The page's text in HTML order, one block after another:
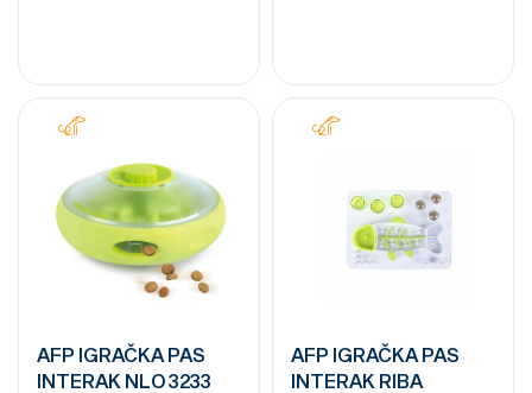
AFP IGRAČKA PAS
INTERAK NLO 3233
AFP IGRAČKA PAS
INTERAK RIBA